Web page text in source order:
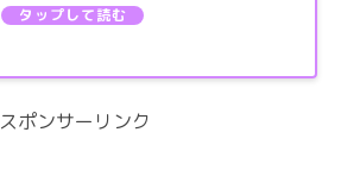
スポンサーリンク